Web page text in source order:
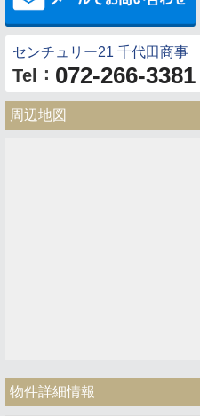
センチュリー21 千代田商事
Tel ： 072-266-3381
周辺地図
物件詳細情報